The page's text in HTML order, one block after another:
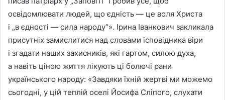
освідомлювати людей, що єдність — це воля Христа
і „в єдності — сила народу“». Ірина Іванкович закликала
присутніх замислитися над словами ісповідника віри
і згадати наших захисників, які гартом, силою духа,
а навіть ціною життя лікують ці болючі рани
українського народу: «Завдяки їхній жертві ми можемо
сьогодні, у цій теплій оселі Йосифа Сліпого, слухати